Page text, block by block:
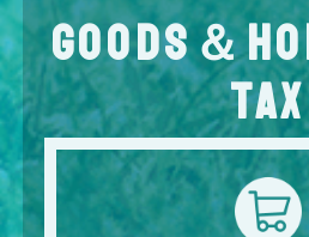
GOODS＆
TAX